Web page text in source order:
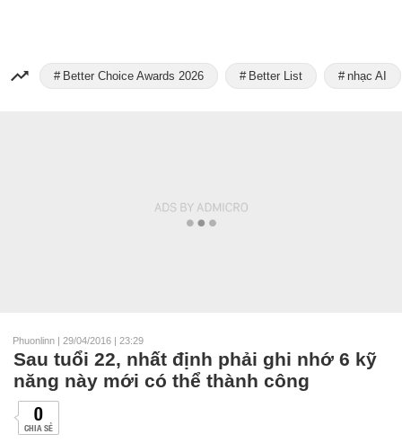
Better Choice Awards 2026 Better List nhạc AI
Phuonlinn | 29/04/2016 | 23:29
Sau tuổi 22, nhất định phải ghi nhớ 6 kỹ
năng này mới có thể thành công
0
CHIA SẺ